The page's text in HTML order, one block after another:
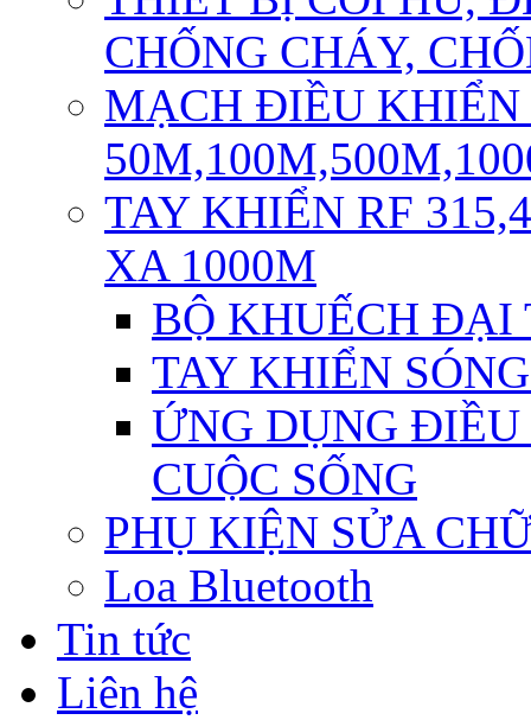
CHỐNG CHÁY,
MẠCH ĐIỀU
TAY KHIỂN RF
XA 1000M
BỘ KHUẾCH ĐẠI
TAY KHIỂN
ỨNG DỤNG
CUỘC SỐNG
PHỤ KIỆN SỬA
Loa Bluetooth
Tin tức
Liên hệ